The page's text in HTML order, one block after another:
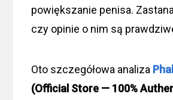
powiększanie penisa.
czy opinie o nim są
Oto szczegółowa analiza
(Official Store — 100%